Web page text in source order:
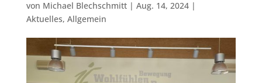
von Michael Blechschmitt| Aug. 14, 2024|
Aktuelles, Allgemein